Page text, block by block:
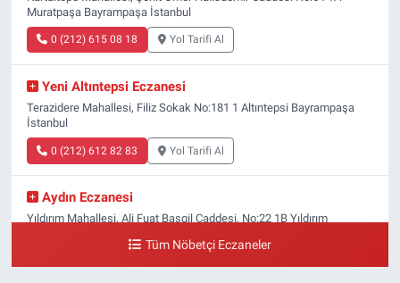
Muratpaşa Bayrampaşa İstanbul
0 (212) 615 08 18 Yol Tarifi Al
Yeni Altıntepsi Eczanesi
Terazidere Mahallesi, Filiz Sokak No:181 1 Altıntepsi Bayrampaşa
İstanbul
0 (212) 612 82 83 Yol Tarifi Al
Aydın Eczanesi
Yıldırım Mahallesi, Ali Fuat Başgil Caddesi, No:22 1B Yıldırım
Tüm Nöbetçi Eczaneler